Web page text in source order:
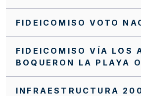
INVITACIÓN CERRADA
INVITACIÓN CERRADA
INVITACIÓN CERRADA
FIDEICOMISO VOTO
FIDEICOMISO VÍA LOS
BOQUERON LA PLAYA
INFRAESTRUCTURA